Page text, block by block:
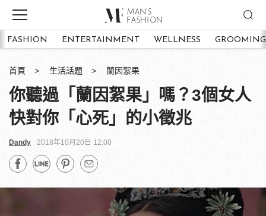
FASHION ENTERTAINMENT WELLNESS GROOMING
首頁 生活話題 蘭因絮果
你聽過「蘭因絮果」嗎？3個女人
快對你「心死」的小徵兆
Dandy 2018年10月20日 12:00